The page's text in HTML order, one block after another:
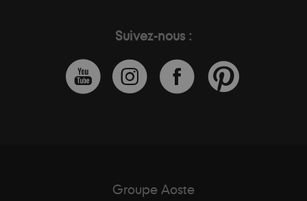
Suivez-nous :
Groupe Aoste